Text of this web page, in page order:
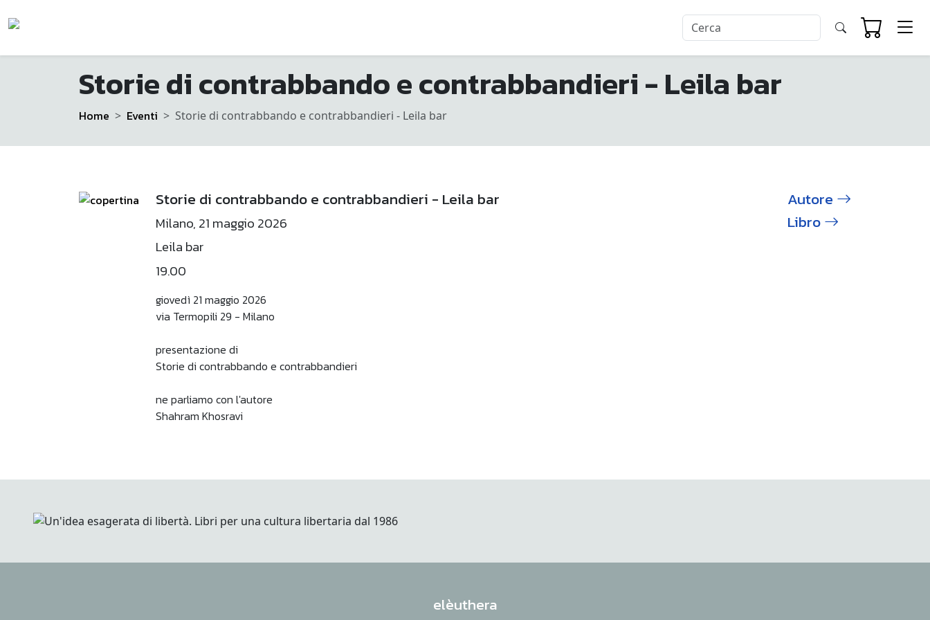
Storie di contrabbando e contrabbandieri - Leila bar
Home Eventi Storie di contrabbando e contrabbandieri - Leila bar
Storie di contrabbando e contrabbandieri - Leila bar
Milano, 21 maggio 2026
Leila bar
19.00
giovedì 21 maggio 2026
via Termopili 29 - Milano
presentazione di
Storie di contrabbando e contrabbandieri
ne parliamo con l'autore
Shahram Khosravi
Autore
Libro
elèuthera